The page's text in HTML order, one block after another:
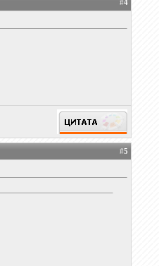
#4
#5